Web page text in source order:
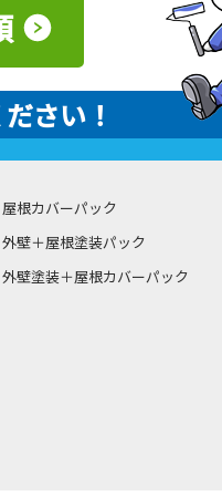
さい！
屋根カバーパック
外壁＋屋根塗装パック
外壁塗装＋屋根カバーパック